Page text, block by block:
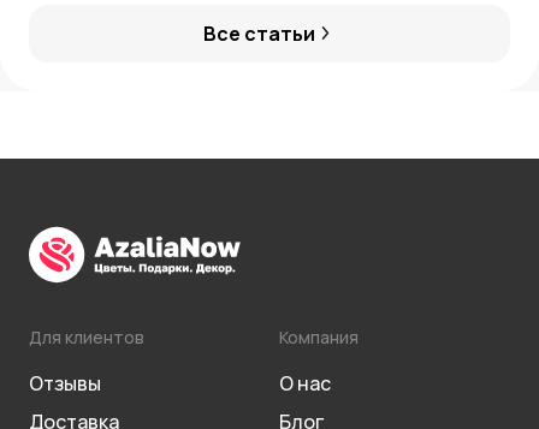
Все статьи
Для клиентов
Отзывы
Доставка
Компания
О нас
Блог